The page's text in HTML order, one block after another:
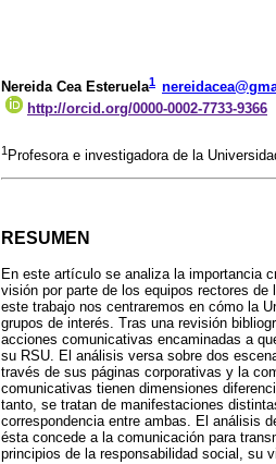
Nereida Cea Esteruela1
http://orcid.org/0000-0002-7733-9366
1 Profesora e investigadora de la
RESUMEN
En este artículo se analiza la importancia
visión por parte de los equipos rectores
este trabajo nos centraremos en cómo la
grupos de interés. Tras una revisión
acciones comunicativas encaminadas a
su RSU. El análisis versa sobre dos
través de sus páginas corporativas y la
comunicativas tienen dimensiones
tanto, se tratan de manifestaciones
correspondencia entre ambas. El análisis
ésta concede a la comunicación para
principios de la responsabilidad social, su